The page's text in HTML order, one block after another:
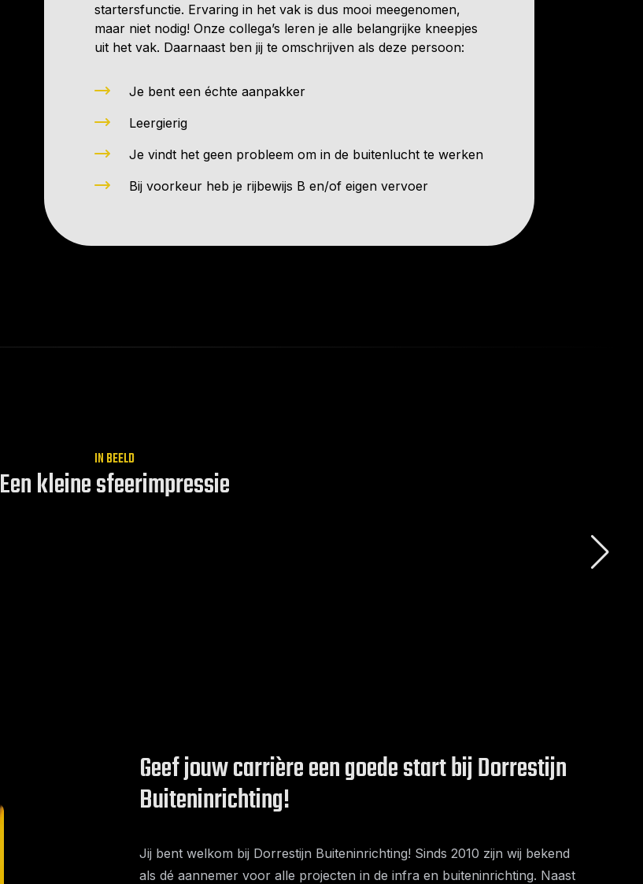
startersfunctie. Ervaring in het vak is dus mooi meegenomen,
maar niet nodig! Onze collega’s leren je alle belangrijke kneepjes
uit het vak. Daarnaast ben jij te omschrijven als deze persoon:
Je bent een échte aanpakker
Leergierig
Je vindt het geen probleem om in de buitenlucht te werken
Bij voorkeur heb je rijbewijs B en/of eigen vervoer
IN BEELD
Een kleine sfeerimpressie
Geef jouw carrière een goede start bij Dorrestijn
Buiteninrichting!
Jij bent welkom bij Dorrestijn Buiteninrichting! Sinds 2010 zijn wij bekend
als dé aannemer voor alle projecten in de infra en buiteninrichting. Naast